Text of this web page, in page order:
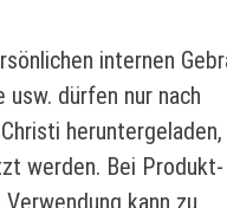
internen
dürfen nur nach
heruntergeladen,
werden. Bei Produkt-
kann zu